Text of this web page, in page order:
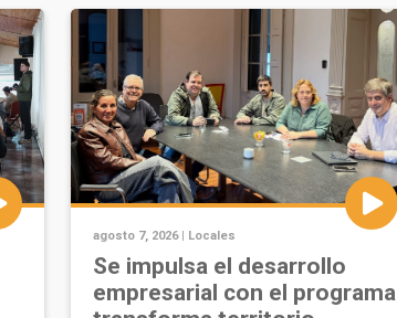
agosto 7, 2026 | Locales
Se impulsa el desarrollo
empresarial con el programa